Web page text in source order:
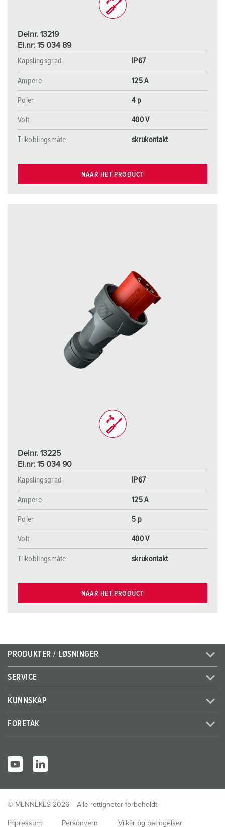
Delnr. 13219
El.nr: 15 034 89
Kapslingsgrad
IP67
Ampere 125 A
Poler 4 p
Volt 400 V
Tilkoblingsmåte skrukontakt
NAAR HET PRODUCT
Delnr. 13225
El.nr: 15 034 90
Kapslingsgrad
IP67
Ampere 125 A
Poler 5 p
Volt 400 V
Tilkoblingsmåte skrukontakt
NAAR HET PRODUCT
PRODUKTER / LØSNINGER
SERVICE
KUNNSKAP
FORETAK
© MENNEKES 2026 Alle rettigheter forbeholdt
Impressum Personvern Vilkår og betingelser